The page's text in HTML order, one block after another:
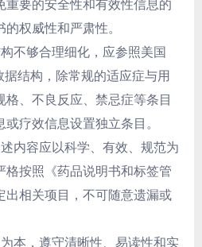
要的安全性和有效性信息的
权威性和严肃性。
不够合理细化，应参照美国
结构，除常规的适应症与用
、不良反应、禁忌症等条目
疗效信息设置独立条目。
内容应以科学、有效、规范为
按照《药品说明书和标签管
出相关项目，不可随意遗漏或
本，遵守清晰性、易读性和实